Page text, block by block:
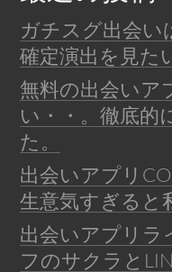
ガチスグ出会い
確定演出を見た
無料の出会いア
い・・。徹底的
た。
出会いアプリ
生意気すぎると
出会いアプリラ
フのサクラと